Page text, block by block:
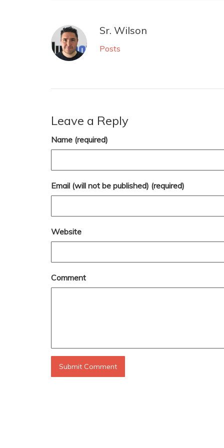
Sr. Wilson
Posts
Leave a Reply
Name (required)
Email (will not be published) (required)
Website
Comment